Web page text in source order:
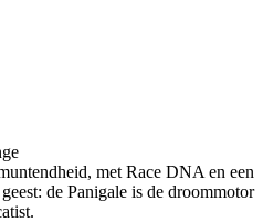
met Race DNA en een
de Panigale is de droommotor